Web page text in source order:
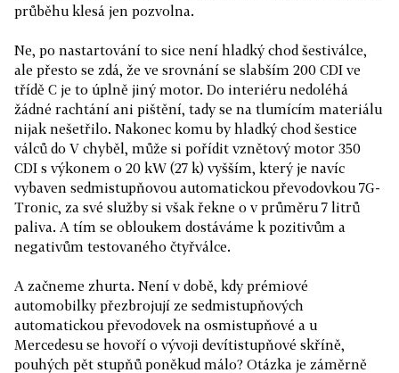
průběhu klesá jen pozvolna.
Ne, po nastartování to sice není hladký chod šestiválce,
ale přesto se zdá, že ve srovnání se slabším 200 CDI ve
třídě C je to úplně jiný motor. Do interiéru nedoléhá
žádné rachtání ani pištění, tady se na tlumícím materiálu
nijak nešetřilo. Nakonec komu by hladký chod šestice
válců do V chyběl, může si pořídit vznětový motor 350
CDI s výkonem o 20 kW (27 k) vyšším, který je navíc
vybaven sedmistupňovou automatickou převodovkou 7G-
Tronic, za své služby si však řekne o v průměru 7 litrů
paliva. A tím se obloukem dostáváme k pozitivům a
negativům testovaného čtyřválce.
A začneme zhurta. Není v době, kdy prémiové
automobilky přezbrojují ze sedmistupňových
automatickou převodovek na osmistupňové a u
Mercedesu se hovoří o vývoji devítistupňové skříně,
pouhých pět stupňů poněkud málo? Otázka je záměrně